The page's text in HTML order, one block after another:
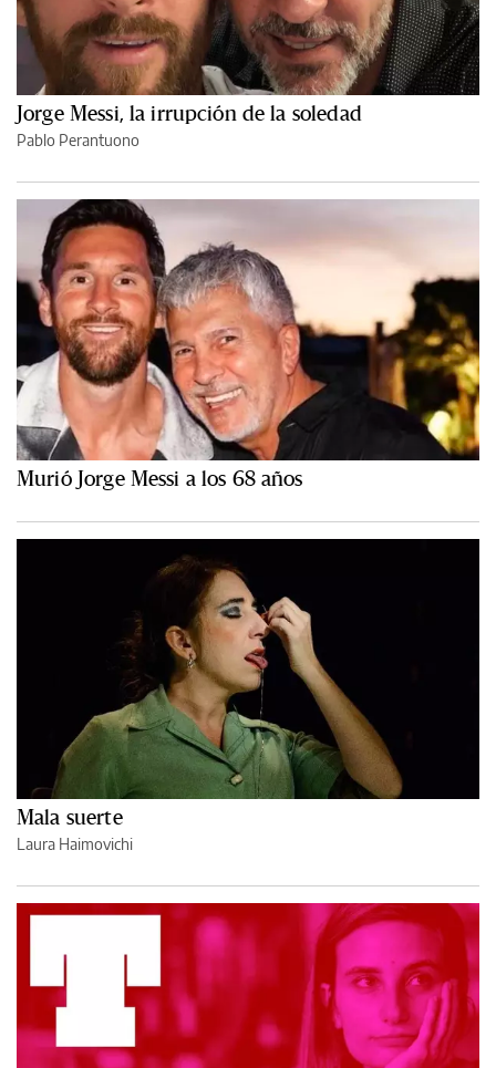
Jorge Messi, la irrupción de la soledad
Pablo Perantuono
Murió Jorge Messi a los 68 años
Mala suerte
Laura Haimovichi